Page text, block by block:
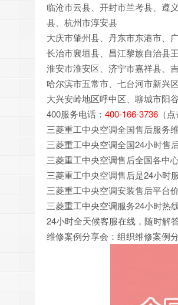
临沧市云县、开封市兰考县、遵
县、杭州市淳安县
大庆市肇州县、丹东市东港市、
长治市襄垣县、昌江黎族自治县
淮安市淮安区、济宁市嘉祥县、
哈尔滨市五常市、七台河市新兴
大兴安岭地区呼中区、聊城市阳
400服务电话： 400-166-3736 （
三菱重工中央空调全国售后服务
三菱重工中央空调全国24小时售
三菱重工中央空调售后全国各中
三菱重工中央空调售后是24小时
三菱重工中央空调安装售后平台
三菱重工中央空调服务24小时热
24小时全天候客服在线，随时解
维修案例分享会：组织维修案例